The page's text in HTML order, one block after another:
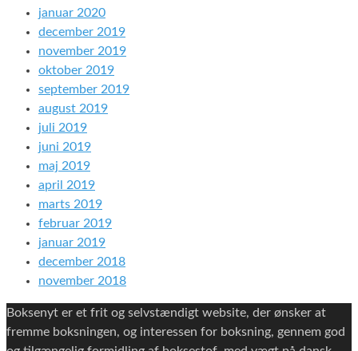
januar 2020
december 2019
november 2019
oktober 2019
september 2019
august 2019
juli 2019
juni 2019
maj 2019
april 2019
marts 2019
februar 2019
januar 2019
december 2018
november 2018
Boksenyt er et frit og selvstændigt website, der ønsker at
fremme boksningen, og interessen for boksning, gennem god